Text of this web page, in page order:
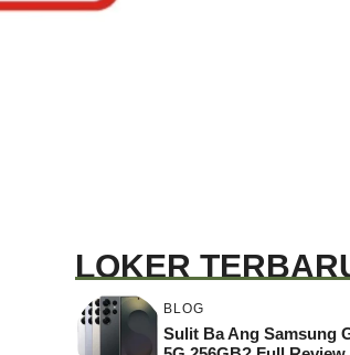
LOKER
BLOG
Sulit Ba Ang Samsung